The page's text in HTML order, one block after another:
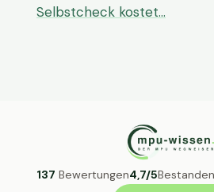
Selbstcheck kostet…
137 Bewertungen4,7/5